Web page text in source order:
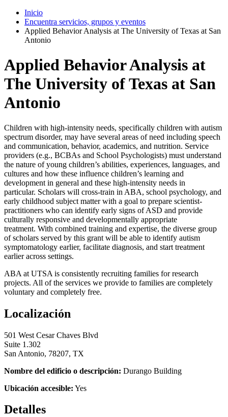
Inicio
Encuentra servicios, grupos y eventos
Applied Behavior Analysis at The University of Texas at San
Antonio​
Applied Behavior Analysis at
The University of Texas at San
Antonio​
Children with high-intensity needs, specifically children with autism
spectrum disorder, may have several areas of need including speech
and communication, behavior, academics, and nutrition. Service
providers (e.g., BCBAs and School Psychologists) must understand
the nature of young children’s abilities, experiences, languages, and
cultures and how these influence children’s learning and
development in general and these high-intensity needs in
particular. Scholars will cross-train in ABA, school psychology, and
early childhood subject matter with a goal to prepare scientist-
practitioners who can identify early signs of ASD and provide
culturally responsive and developmentally appropriate
treatment. With combined training and expertise, the diverse group
of scholars served by this grant will be able to identify autism
symptomatology earlier, facilitate diagnosis, and start treatment
earlier across settings.
ABA at UTSA is consistently recruiting families for research
projects. All of the services we provide to families are completely
voluntary and completely free.
Localización
501 West Cesar Chaves Blvd
Suite 1.302
San Antonio, 78207, TX
Nombre del edificio o descripción: Durango Building
Ubicación accesible: Yes
Detalles